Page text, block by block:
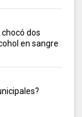
dos
en sangre